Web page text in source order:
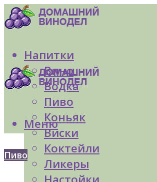
Напитки
Вино
Водка
Пиво
Коньяк
Виски
Коктейли
Ликеры
Меню
Пиво